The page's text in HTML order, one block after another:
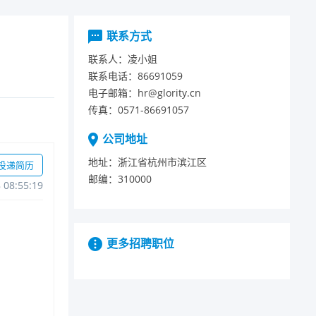
递简历
联系方式
联系人： 凌小姐
联系电话： 86691059
电子邮箱： hr@glority.cn
传真： 0571-86691057
公司地址
地址： 浙江省杭州市滨江区
邮编： 310000
更多招聘职位